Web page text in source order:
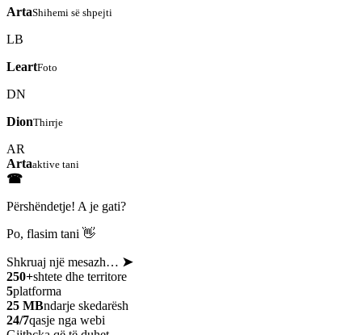
ArtaShihemi së shpejti
LB
LeartFoto
DN
DionThirrje
AR
Artaaktive tani
☎
Përshëndetje! A je gati?
Po, flasim tani 👋
Shkruaj një mesazh… ➤
250+shtete dhe territore
5platforma
25 MBndarje skedarësh
24/7qasje nga webi